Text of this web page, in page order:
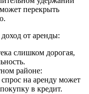
перекрыть
от аренды:
слишком дорогая,
районе:
на аренду может
в кредит.